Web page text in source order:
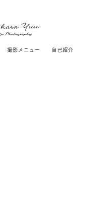
撮影メニュー 自己紹介